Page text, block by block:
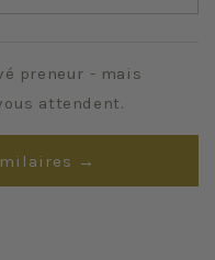
preneur - mais
attendent.
→